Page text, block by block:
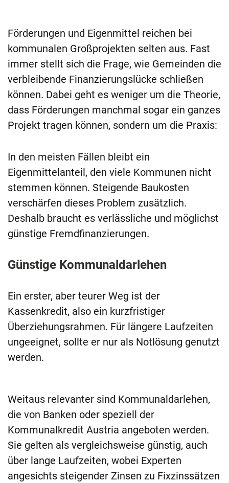
Förderungen und Eigenmittel reichen bei
kommunalen Großprojekten selten aus. Fast
immer stellt sich die Frage, wie Gemeinden die
verbleibende Finanzierungslücke schließen
können. Dabei geht es weniger um die Theorie,
dass Förderungen manchmal sogar ein ganzes
Projekt tragen können, sondern um die Praxis:
In den meisten Fällen bleibt ein
Eigenmittelanteil, den viele Kommunen nicht
stemmen können. Steigende Baukosten
verschärfen dieses Problem zusätzlich.
Deshalb braucht es verlässliche und möglichst
günstige Fremdfinanzierungen.
Günstige Kommunaldarlehen
Ein erster, aber teurer Weg ist der
Kassenkredit, also ein kurzfristiger
Überziehungsrahmen. Für längere Laufzeiten
ungeeignet, sollte er nur als Notlösung genutzt
werden.
Weitaus relevanter sind Kommunaldarlehen,
die von Banken oder speziell der
Kommunalkredit Austria angeboten werden.
Sie gelten als vergleichsweise günstig, auch
über lange Laufzeiten, wobei Experten
angesichts steigender Zinsen zu Fixzinssätzen